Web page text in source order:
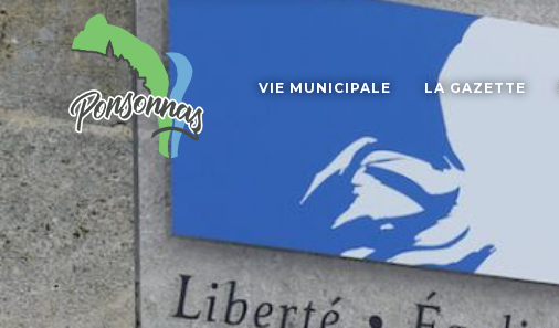
VIE MUNICIPALE LA GAZETTE